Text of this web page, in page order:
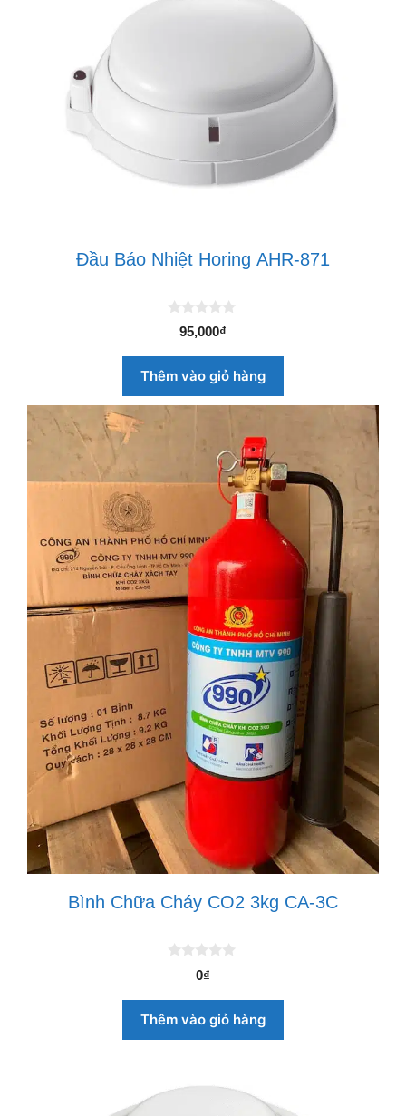
Đầu Báo Nhiệt Horing AHR-871
à
95,000₫
Thêm vào giỏ hàng
Bình Chữa Cháy CO2 3kg CA-3C
à
0₫
Thêm vào giỏ hàng